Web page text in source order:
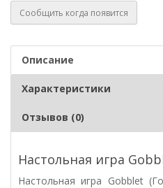
Сообщить когда появится
Описание
Характеристики
Отзывов (0)
Настольная игра
Настольная игра Gobblet